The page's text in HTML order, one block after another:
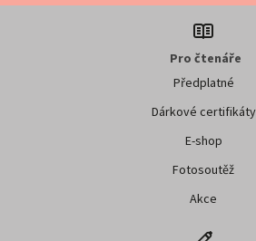
Pro čtenáře
Předplatné
Dárkové certifikáty
E-shop
Fotosoutěž
Akce